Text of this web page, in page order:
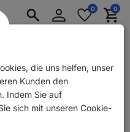
Ersatzteile
AnmeldenMerkzettel
aufklappen
0 0
Reparatursätze
die uns helfen, unser
Kunden den
Indem Sie auf
sich mit unseren Cookie-